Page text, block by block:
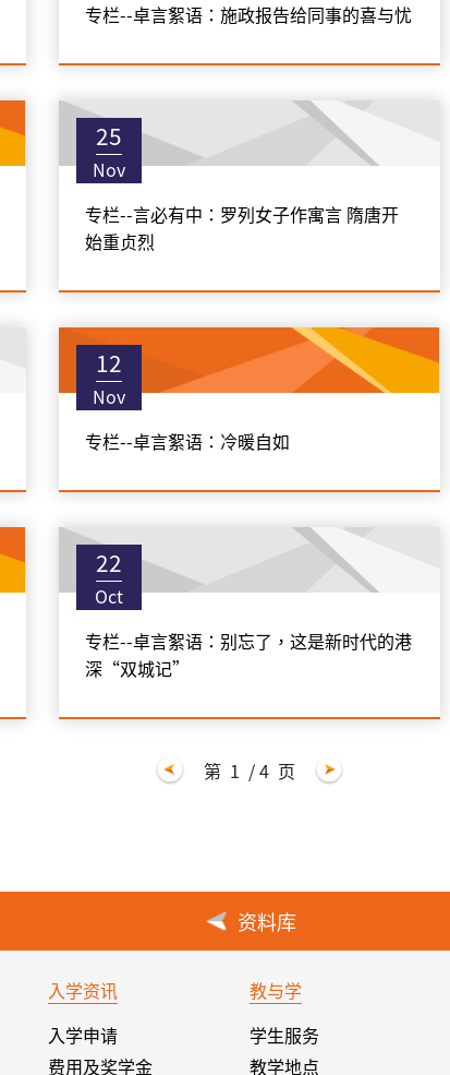
专栏--卓言絮语：施政报告给同事的喜与忧
25
Nov
专栏--言必有中：罗列女子作寓言 隋唐开
始重贞烈
12
Nov
专栏--卓言絮语：冷暖自如
22
Oct
专栏--卓言絮语：别忘了，这是新时代的港
深“双城记”
第 1 / 4 页
资料库
入学资讯
入学申请
费用及奖学金
教与学
学生服务
教学地点